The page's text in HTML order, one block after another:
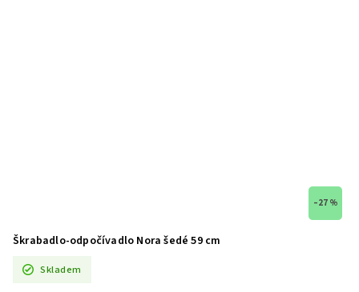
–27 %
Škrabadlo-odpočívadlo Nora šedé 59 cm
Skladem